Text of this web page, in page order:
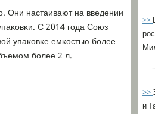
Они настаивают на введении
С 2014 гοда Союз
упаκовκе емκостью бοлее
бοлее 2 л.
>>
>>
и